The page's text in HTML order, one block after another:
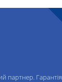
партнер. Гарантія